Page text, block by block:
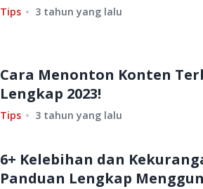
Tips 3 tahun yang lalu
Cara Menonton Konten
Lengkap 2023!
Tips 3 tahun yang lalu
6+ Kelebihan dan
Panduan Lengkap